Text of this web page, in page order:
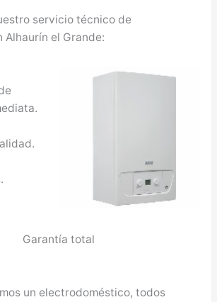
servicio técnico de
Alhaurín el Grande:
Garantía total
un electrodoméstico, todos